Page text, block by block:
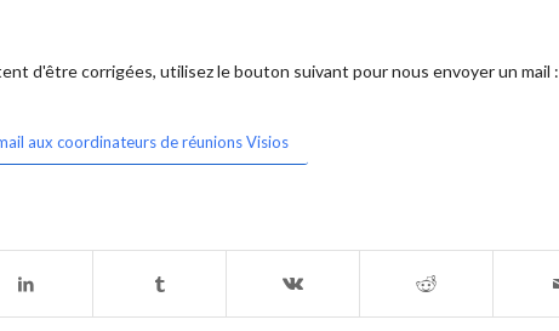
d'être corrigées, utilisez le bouton suivant pour nous envoyer un mail :
aux coordinateurs de réunions Visios